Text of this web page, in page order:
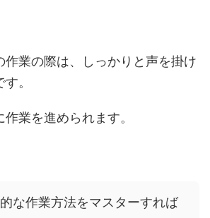
作業の際は、しっかりと声を掛け
。
業を進められます。
な作業方法をマスターすれば